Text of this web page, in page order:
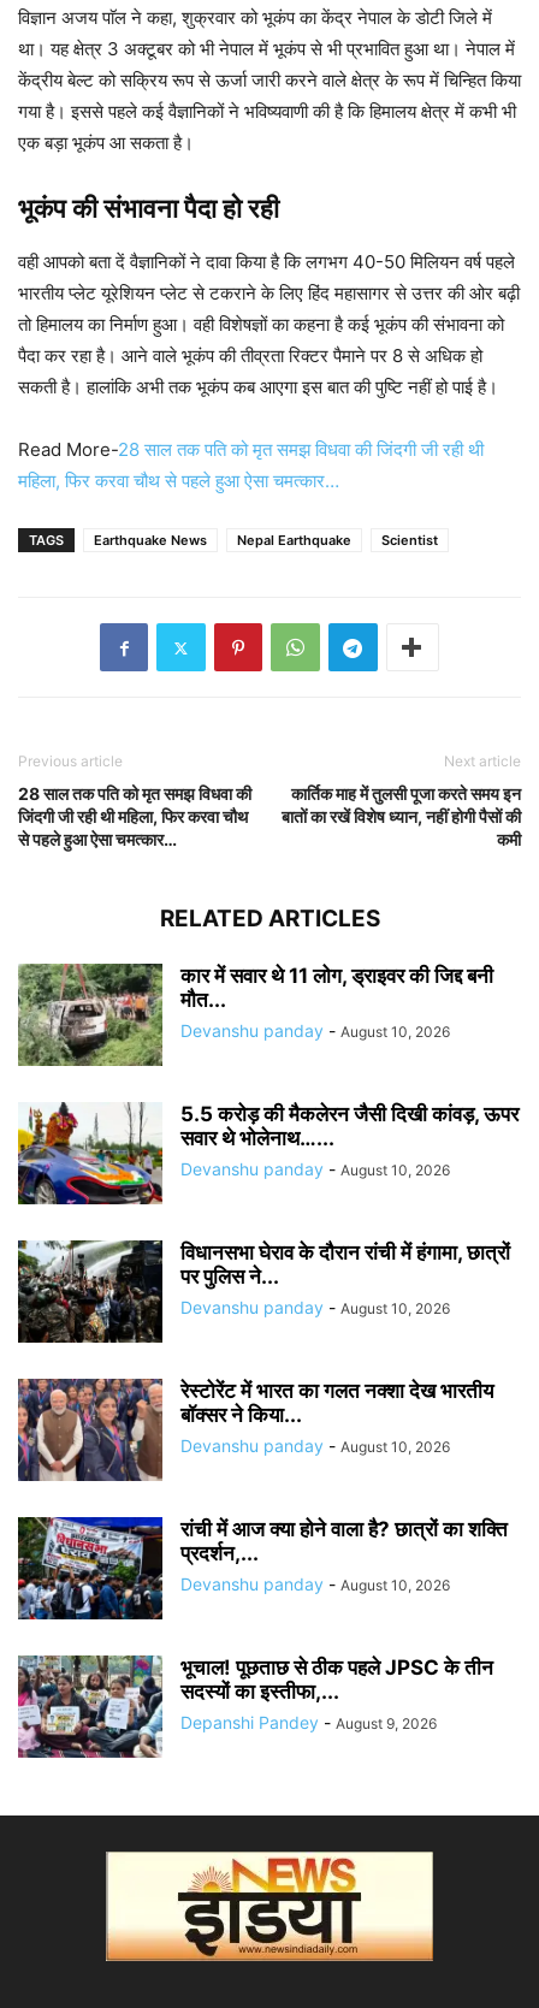
विज्ञान अजय पाॅल ने कहा, शुक्रवार को भूकंप का केंद्र नेपाल के डोटी जिले में
था। यह क्षेत्र 3 अक्टूबर को भी नेपाल में भूकंप से भी प्रभावित हुआ था। नेपाल में
केंद्रीय बेल्ट को सक्रिय रूप से ऊर्जा जारी करने वाले क्षेत्र के रूप में चिन्हित किया
गया है। इससे पहले कई वैज्ञानिकों ने भविष्यवाणी की है कि हिमालय क्षेत्र में कभी भी
एक बड़ा भूकंप आ सकता है।
भूकंप की संभावना पैदा हो रही
वही आपको बता दें वैज्ञानिकों ने दावा किया है कि लगभग 40-50 मिलियन वर्ष पहले
भारतीय प्लेट यूरेशियन प्लेट से टकराने के लिए हिंद महासागर से उत्तर की ओर बढ़ी
तो हिमालय का निर्माण हुआ। वही विशेषज्ञों का कहना है कई भूकंप की संभावना को
पैदा कर रहा है। आने वाले भूकंप की तीव्रता रिक्टर पैमाने पर 8 से अधिक हो
सकती है। हालांकि अभी तक भूकंप कब आएगा इस बात की पुष्टि नहीं हो पाई है।
Read More-28 साल तक पति को मृत समझ विधवा की जिंदगी जी रही थी
महिला, फिर करवा चौथ से पहले हुआ ऐसा चमत्कार…
TAGS Earthquake News Nepal Earthquake Scientist
Previous article
28 साल तक पति को मृत समझ विधवा की
जिंदगी जी रही थी महिला, फिर करवा चौथ
से पहले हुआ ऐसा चमत्कार…
Next article
कार्तिक माह में तुलसी पूजा करते समय इन
बातों का रखें विशेष ध्यान, नहीं होगी पैसों की
कमी
RELATED ARTICLES
कार में सवार थे 11 लोग, ड्राइवर की जिद्द बनी
मौत...
Devanshu panday - August 10, 2026
5.5 करोड़ की मैकलेरन जैसी दिखी कांवड़, ऊपर
सवार थे भोलेनाथ…...
Devanshu panday - August 10, 2026
विधानसभा घेराव के दौरान रांची में हंगामा, छात्रों
पर पुलिस ने...
Devanshu panday - August 10, 2026
रेस्टोरेंट में भारत का गलत नक्शा देख भारतीय
बॉक्सर ने किया...
Devanshu panday - August 10, 2026
रांची में आज क्या होने वाला है? छात्रों का शक्ति
प्रदर्शन,...
Devanshu panday - August 10, 2026
भूचाल! पूछताछ से ठीक पहले JPSC के तीन
सदस्यों का इस्तीफा,...
Depanshi Pandey - August 9, 2026